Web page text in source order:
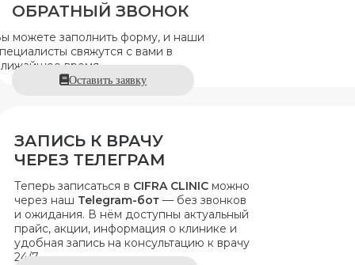
ОБРАТНЫЙ ЗВОНОК
можете заполнить форму, и наши
свяжутся с вами в
время.
Оставить заявку
ЗАПИСЬ К ВРАЧУ
ЧЕРЕЗ ТЕЛЕГРАМ
Теперь записаться в CIFRA CLINIC можно
через наш Telegram-бот — без звонков
и ожидания. В нём доступны актуальный
прайс, акции, информация о клинике и
удобная запись на консультацию к врачу
24/7.